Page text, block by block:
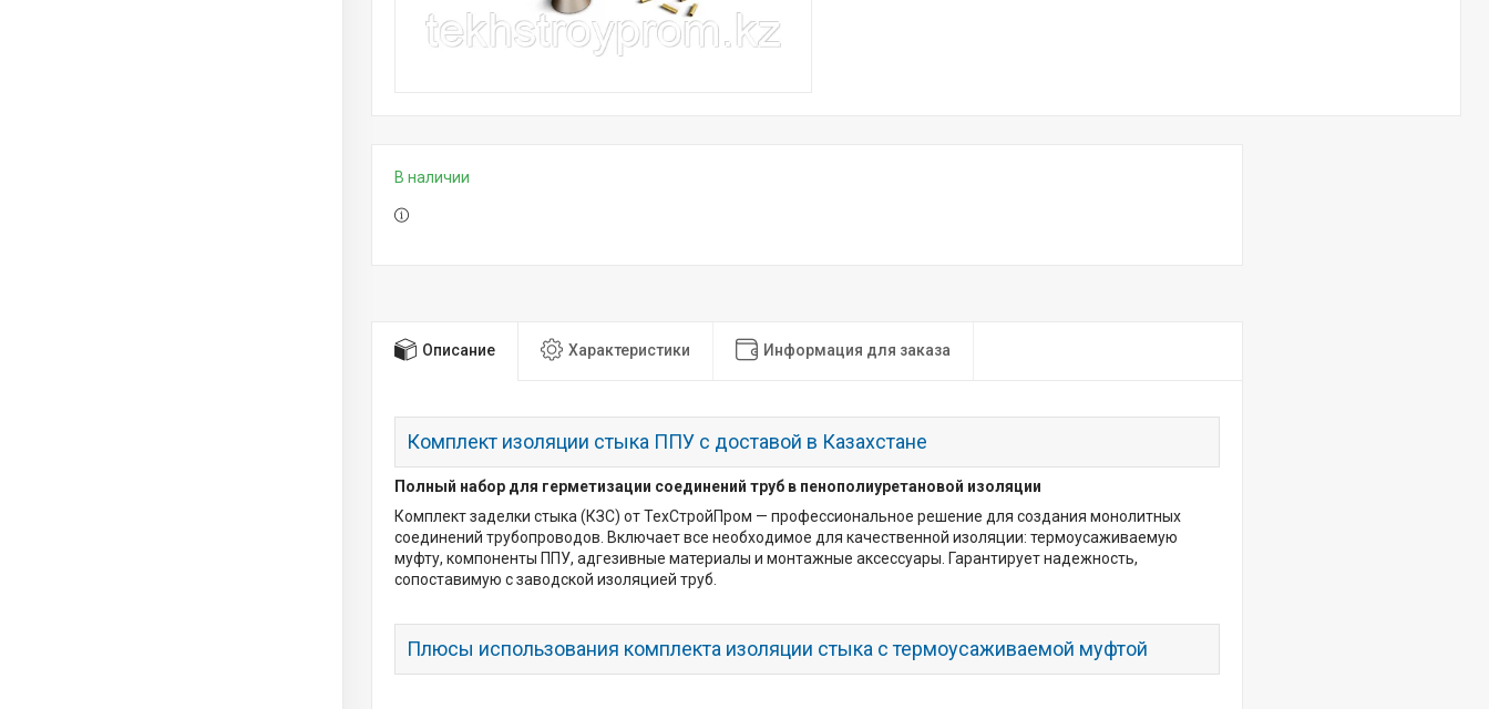
В наличии
Описание Характеристики Информация для заказа
Комплект изоляции стыка ППУ с доставой в Казахстане
Полный набор для герметизации соединений труб в пенополиуретановой изоляции
Комплект заделки стыка (КЗС) от ТехСтройПром — профессиональное решение для создания монолитных
соединений трубопроводов. Включает все необходимое для качественной изоляции: термоусаживаемую
муфту, компоненты ППУ, адгезивные материалы и монтажные аксессуары. Гарантирует надежность,
сопоставимую с заводской изоляцией труб.
Плюсы использования комплекта изоляции стыка с термоусаживаемой муфтой